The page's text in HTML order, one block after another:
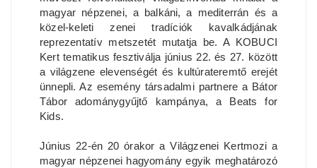
magyar népzenei, a balkáni, a mediterrán és a
közel-keleti zenei tradíciók kavalkádjának
reprezentatív metszetét mutatja be. A KOBUCI
Kert tematikus fesztiválja június 22. és 27. között
a világzene elevenségét és kultúrateremtő erejét
ünnepli. Az esemény társadalmi partnere a Bátor
Tábor adománygyűjtő kampánya, a Beats for
Kids.
Június 22-én 20 órakor a Világzenei Kertmozi a
magyar népzenei hagyomány egyik meghatározó